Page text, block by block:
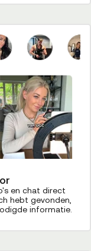
en chat direct
hebt gevonden,
informatie.